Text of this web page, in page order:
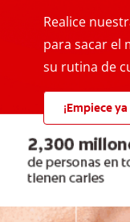
Realice
para sacar el
su rutina de
¡Empiece